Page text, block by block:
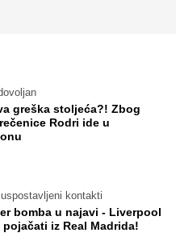
greška stoljeća?! Zbog
Rodri ide u
kontakti
bomba u najavi - Liverpool
pojačati iz Real Madrida!